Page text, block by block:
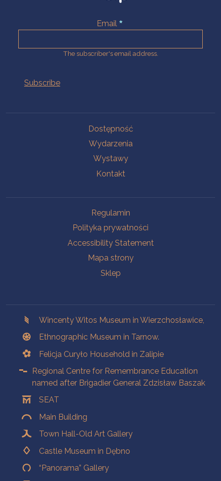
Email
The subscriber's email address.
Dostępność
Wydarzenia
Wystawy
Kontakt
Regulamin
Polityka prywatności
Accessibility Statement
Mapa strony
Sklep
Wincenty Witos Museum in Wierzchosławice,
Ethnographic Museum in Tarnow.
Felicja Curyło Household in Zalipie
Regional Centre for Remembrance Education
named after Brigadier General Zdzisław Baszak
SEAT
Main Building
Town Hall-Old Art Gallery
Castle Museum in Dębno
“Panorama” Gallery